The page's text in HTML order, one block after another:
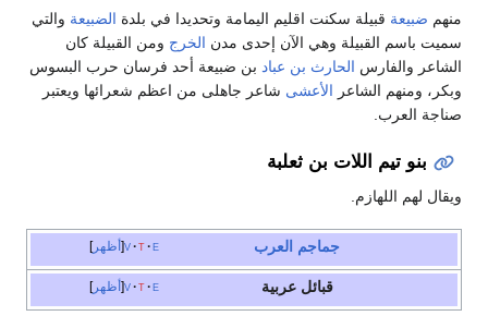
منهم ضبيعة قبيلة سكنت اقليم اليمامة وتحديدا في بلدة الضبيعة والتي
سميت باسم القبيلة وهي الآن إحدى مدن الخرج ومن القبيلة كان
الشاعر والفارس الحارث بن عباد بن ضبيعة أحد فرسان حرب البسوس
وبكر، ومنهم الشاعر الأعشى شاعر جاهلى من اعظم شعرائها ويعتبر
صناجة العرب.
بنو تيم اللات بن ثعلبة
ويقال لهم اللهازم.
أظهر v t e جماجم العرب
أظهر v t e قبائل عربية